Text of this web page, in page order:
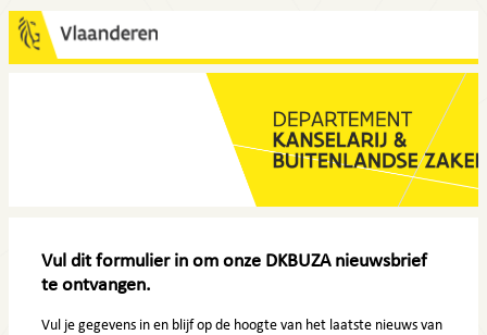
Vul dit formulier in om onze DKBUZA nieuwsbrief
te ontvangen.
Vul je gegevens in en blijf op de hoogte van het laatste nieuws van